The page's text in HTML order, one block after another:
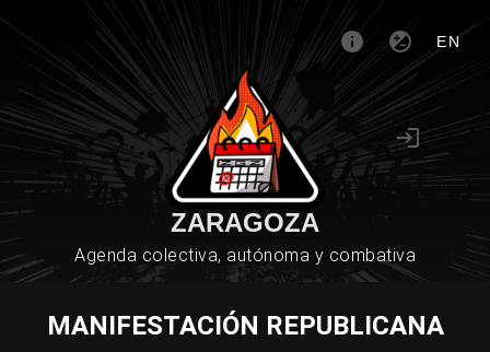
EN
ZARAGOZA
Agenda colectiva, autónoma y combativa
MANIFESTACIÓN REPUBLICANA